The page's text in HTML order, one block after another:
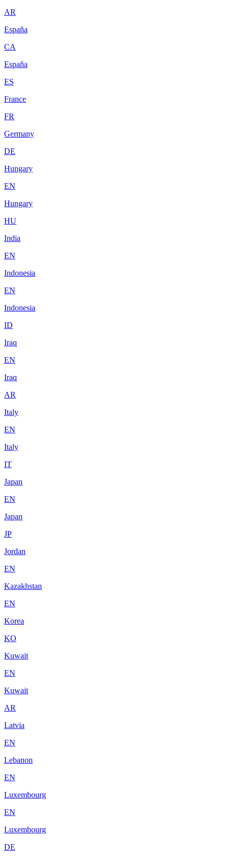
AR
España
CA
España
ES
France
FR
Germany
DE
Hungary
EN
Hungary
HU
India
EN
Indonesia
EN
Indonesia
ID
Iraq
EN
Iraq
AR
Italy
EN
Italy
IT
Japan
EN
Japan
JP
Jordan
EN
Kazakhstan
EN
Korea
KO
Kuwait
EN
Kuwait
AR
Latvia
EN
Lebanon
EN
Luxembourg
EN
Luxembourg
DE